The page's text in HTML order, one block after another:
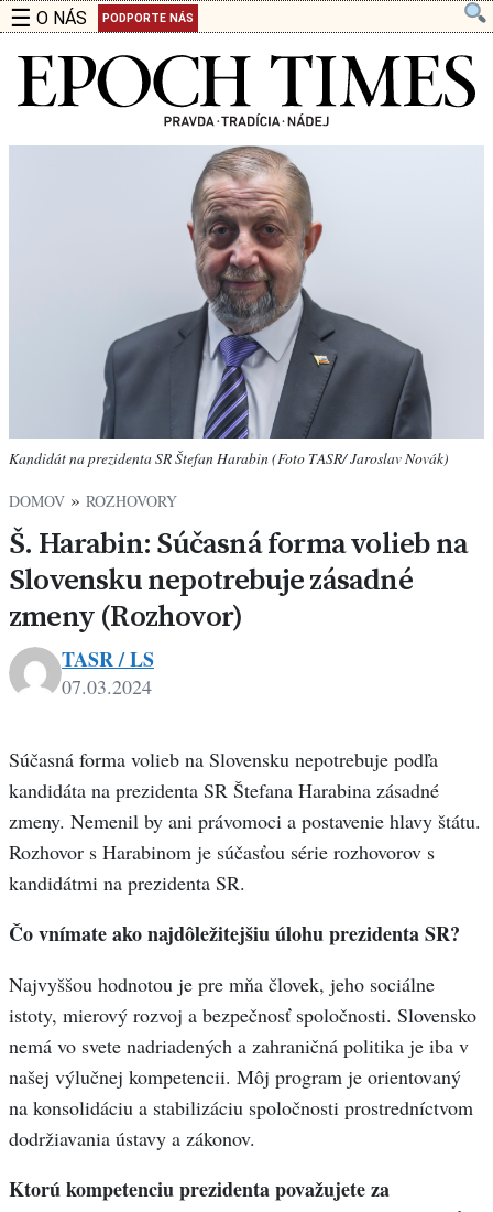
☰ O NÁS PODPORTE NÁS
Kandidát na prezidenta SR Štefan Harabin (Foto TASR/ Jaroslav Novák)
DOMOV » ROZHOVORY
Š. Harabin: Súčasná forma volieb na
Slovensku nepotrebuje zásadné
zmeny (Rozhovor)
TASR / LS
07.03.2024
Súčasná forma volieb na Slovensku nepotrebuje podľa
kandidáta na prezidenta SR Štefana Harabina zásadné
zmeny. Nemenil by ani právomoci a postavenie hlavy štátu.
Rozhovor s Harabinom je súčasťou série rozhovorov s
kandidátmi na prezidenta SR.
Čo vnímate ako najdôležitejšiu úlohu prezidenta SR?
Najvyššou hodnotou je pre mňa človek, jeho sociálne
istoty, mierový rozvoj a bezpečnosť spoločnosti. Slovensko
nemá vo svete nadriadených a zahraničná politika je iba v
našej výlučnej kompetencii. Môj program je orientovaný
na konsolidáciu a stabilizáciu spoločnosti prostredníctvom
dodržiavania ústavy a zákonov.
Ktorú kompetenciu prezidenta považujete za